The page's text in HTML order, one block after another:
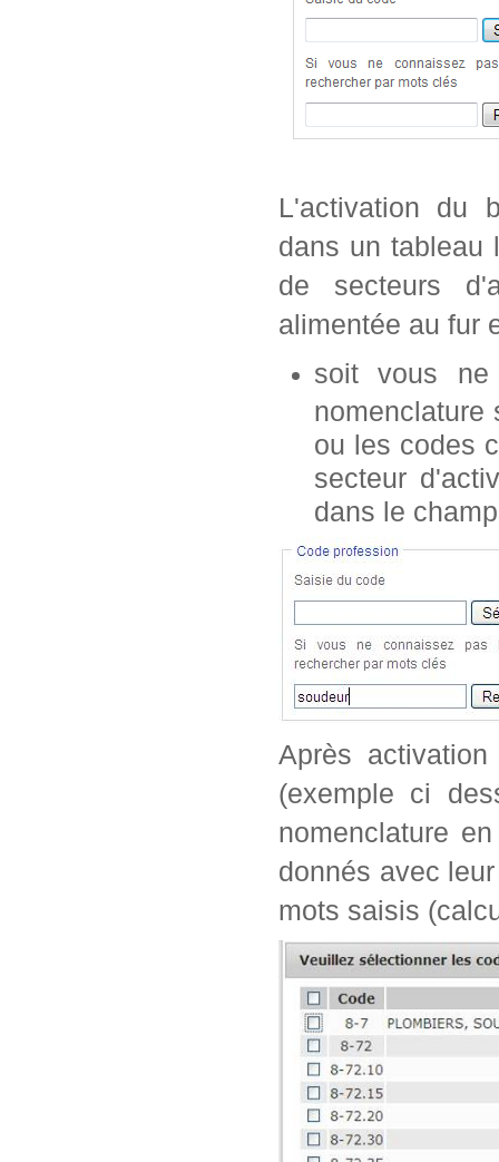
L'activation du
dans un tableau
de secteurs
alimentée au fur
soit vous
nomenclature
ou les codes
secteur
dans le
Après
(exemple ci
nomenclature
donnés avec
mots saisis